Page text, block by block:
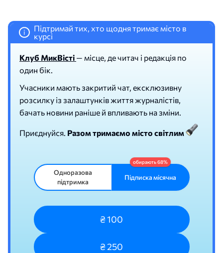
i
Підтримай тих, хто щодня тримає місто в
курсі
Клуб МикВісті — місце, де читач і редакція по
один бік.
Учасники мають закритий чат, ексклюзивну
розсилку із залаштунків життя журналістів,
бачать новини раніше й впливають на зміни.
Приєднуйся. Разом тримаємо місто світлим
Одноразова
підтримка
Підписка місячна
₴ 100
₴ 250